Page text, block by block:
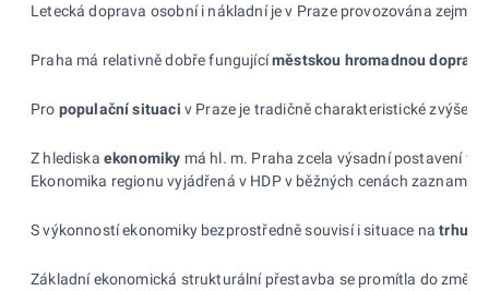
Letecká doprava osobní i nákladní je v Praze provozována
Praha má relativně dobře fungujícíměstskou hromadnou dopravu
Pro populační situaci v Praze je tradičně charakteristické
Z hlediska ekonomiky má hl. m. Praha zcela výsadní postavení v
Ekonomika regionu vyjádřená v HDP v běžných cenách
S výkonností ekonomiky bezprostředně souvisí i situace natrhu
Základní ekonomická strukturální přestavba se promítla do změn